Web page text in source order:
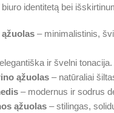
identitetą bei
ąžuolas – minimalistinis,
ir švelni tonacija.
ąžuolas – natūraliai
– modernus ir sodrus
ąžuolas – stilingas,